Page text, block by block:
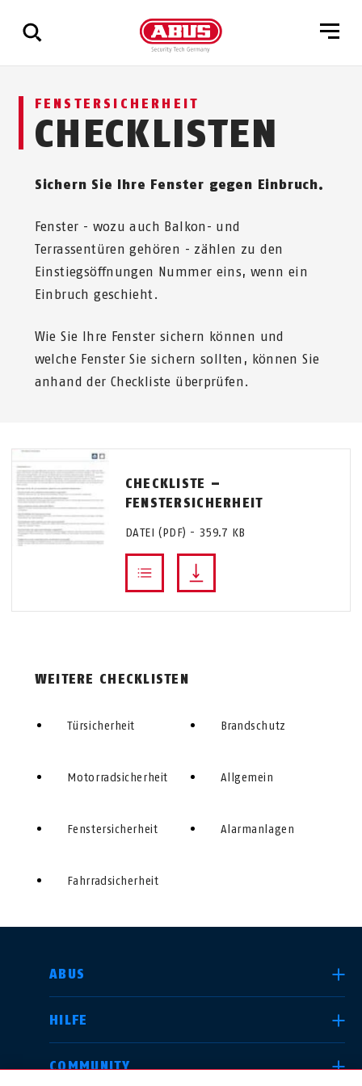
Zeige
Ergebnisse
FENSTERSICHERHEIT
CHECKLISTEN
Sichern Sie Ihre Fenster gegen Einbruch.
Fenster - wozu auch Balkon- und
Terrassentüren gehören - zählen zu den
Einstiegsöffnungen Nummer eins, wenn ein
Einbruch geschieht.
Wie Sie Ihre Fenster sichern können und
welche Fenster Sie sichern sollten, können Sie
anhand der Checkliste überprüfen.
CHECKLISTE –
FENSTERSICHERHEIT
DATEI (PDF) - 359.7 KB
WEITERE CHECKLISTEN
Türsicherheit
Motorradsicherheit
Fenstersicherheit
Fahrradsicherheit
Brandschutz
Allgemein
Alarmanlagen
ABUS
HILFE
COMMUNITY
LAND AUSWÄHLEN
Deutschland